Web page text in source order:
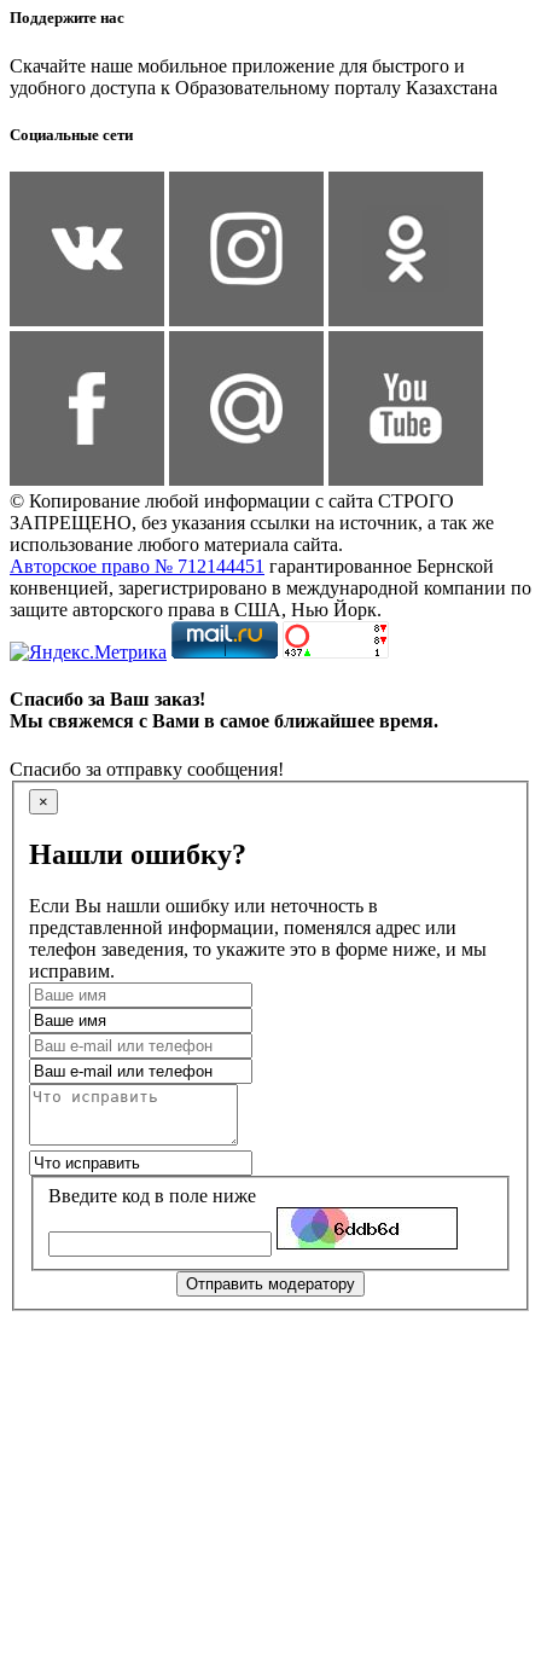
Поддержите нас
Скачайте наше мобильное приложение для быстрого и
удобного доступа к Образовательному порталу Казахстана
Социальные сети
© Копирование любой информации с сайта СТРОГО
ЗАПРЕЩЕНО, без указания ссылки на источник, а так же
использование любого материала сайта.
Авторское право № 712144451 гарантированное Бернской
конвенцией, зарегистрировано в международной компании по
защите авторского права в США, Нью Йорк.
Спасибо за Ваш заказ!
Мы свяжемся с Вами в самое ближайшее время.
Спасибо за отправку сообщения!
×
Нашли ошибку?
Если Вы нашли ошибку или неточность в
представленной информации, поменялся адрес или
телефон заведения, то укажите это в форме ниже, и мы
исправим.
Введите код в поле ниже
Отправить модератору